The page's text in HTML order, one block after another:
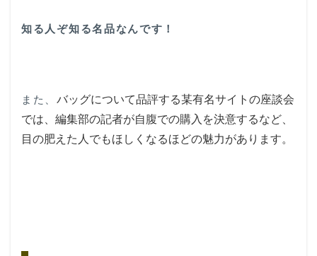
知る人ぞ知る名品なんです！
また、バッグについて品評する某有名サイトの座談会
では、編集部の記者が自腹での購入を決意するなど、
目の肥えた人でもほしくなるほどの魅力があります。